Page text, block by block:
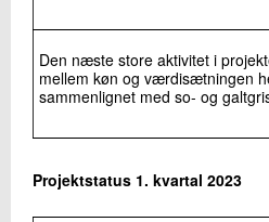
Den næste store aktivitet i
mellem køn og værdisætningen
sammenlignet med so- og
Projektstatus 1. kvartal 2023